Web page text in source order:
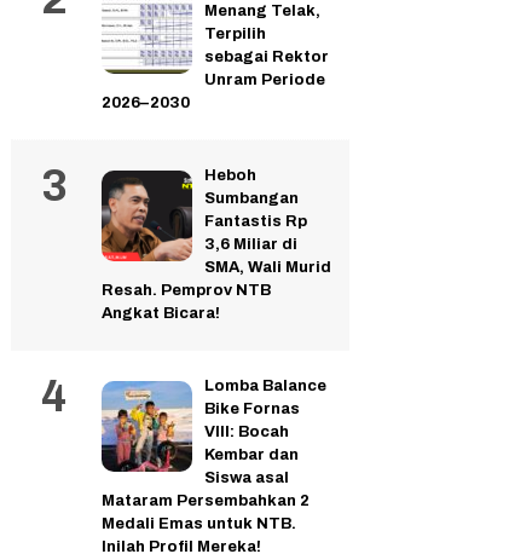
Menang Telak,
Terpilih
sebagai Rektor
Unram Periode
2026–2030
Heboh
Sumbangan
Fantastis Rp
3,6 Miliar di
SMA, Wali Murid
Resah. Pemprov NTB
Angkat Bicara!
Lomba Balance
Bike Fornas
VIII: Bocah
Kembar dan
Siswa asal
Mataram Persembahkan 2
Medali Emas untuk NTB.
Inilah Profil Mereka!